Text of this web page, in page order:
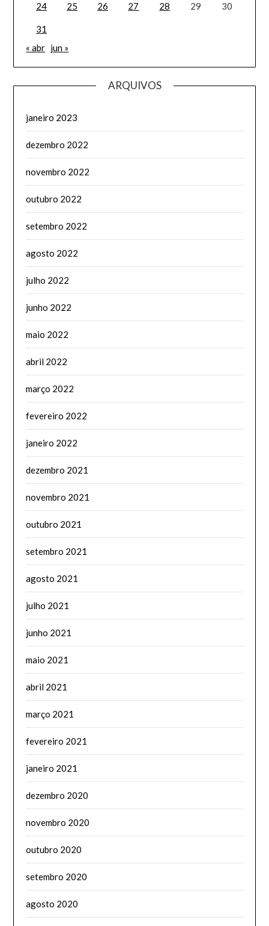
24 25 26 27 28 29 30
31
« abr jun »
ARQUIVOS
janeiro 2023
dezembro 2022
novembro 2022
outubro 2022
setembro 2022
agosto 2022
julho 2022
junho 2022
maio 2022
abril 2022
março 2022
fevereiro 2022
janeiro 2022
dezembro 2021
novembro 2021
outubro 2021
setembro 2021
agosto 2021
julho 2021
junho 2021
maio 2021
abril 2021
março 2021
fevereiro 2021
janeiro 2021
dezembro 2020
novembro 2020
outubro 2020
setembro 2020
agosto 2020